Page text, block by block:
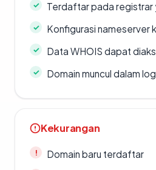
Terdaftar pada registrar
Konfigurasi nameserver
Data WHOIS dapat
Domain muncul dalam
Kekurangan
Domain baru terdaftar